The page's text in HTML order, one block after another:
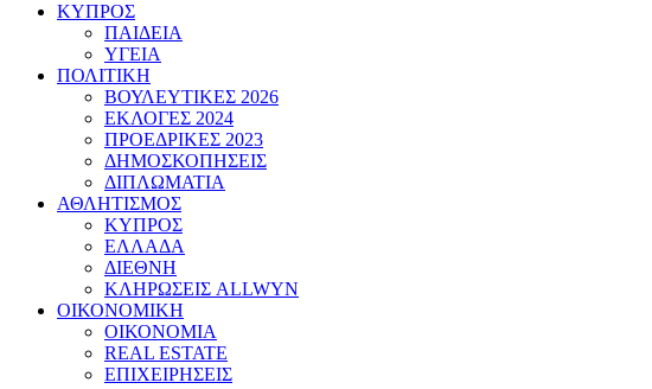
ΚΥΠΡΟΣ
ΠΑΙΔΕΙΑ
ΥΓΕΙΑ
ΠΟΛΙΤΙΚΗ
ΒΟΥΛΕΥΤΙΚΕΣ 2026
ΕΚΛΟΓΕΣ 2024
ΠΡΟΕΔΡΙΚΕΣ 2023
ΔΗΜΟΣΚΟΠΗΣΕΙΣ
ΔΙΠΛΩΜΑΤΙΑ
ΑΘΛΗΤΙΣΜΟΣ
ΚΥΠΡΟΣ
ΕΛΛΑΔΑ
ΔΙΕΘΝΗ
ΚΛΗΡΩΣΕΙΣ ALLWYN
ΟΙΚΟΝΟΜΙΚΗ
ΟΙΚΟΝΟΜΙΑ
REAL ESTATE
ΕΠΙΧΕΙΡΗΣΕΙΣ